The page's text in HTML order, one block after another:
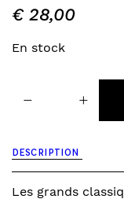
€28,00
En stock
de
-
gâteaux
et
desserts
− +
DESCRIPTION
Les grands